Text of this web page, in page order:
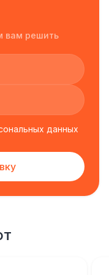
вам решить
данных